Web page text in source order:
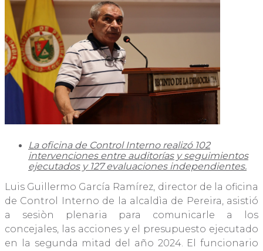
La oficina de Control Interno realizó 102
intervenciones entre auditorías y seguimientos
ejecutados y 127 evaluaciones independientes.
Luis Guillermo García Ramírez, director de la oficina
de Control Interno de la alcaldìa de Pereira, asistió
a sesiòn plenaria para comunicarle a los
concejales, las acciones y el presupuesto ejecutado
en la segunda mitad del año 2024. El funcionario